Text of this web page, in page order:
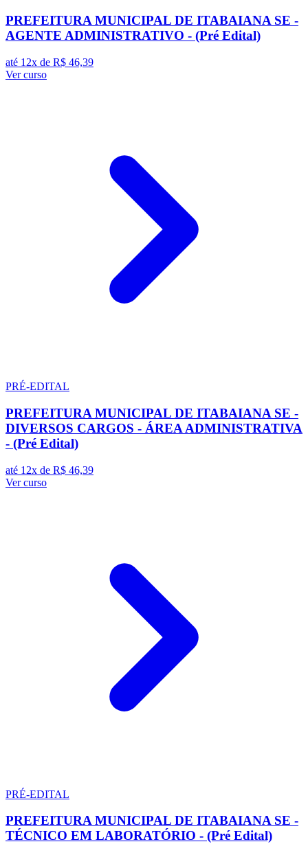
PREFEITURA MUNICIPAL DE ITABAIANA SE -
AGENTE ADMINISTRATIVO - (Pré Edital)
até 12x de R$ 46,39
Ver curso
PRÉ-EDITAL
PREFEITURA MUNICIPAL DE ITABAIANA SE -
DIVERSOS CARGOS - ÁREA ADMINISTRATIVA
- (Pré Edital)
até 12x de R$ 46,39
Ver curso
PRÉ-EDITAL
PREFEITURA MUNICIPAL DE ITABAIANA SE -
TÉCNICO EM LABORATÓRIO - (Pré Edital)